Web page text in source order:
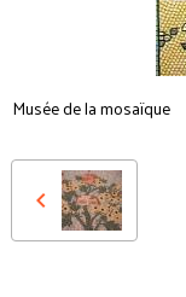
Musée de la mosaïque